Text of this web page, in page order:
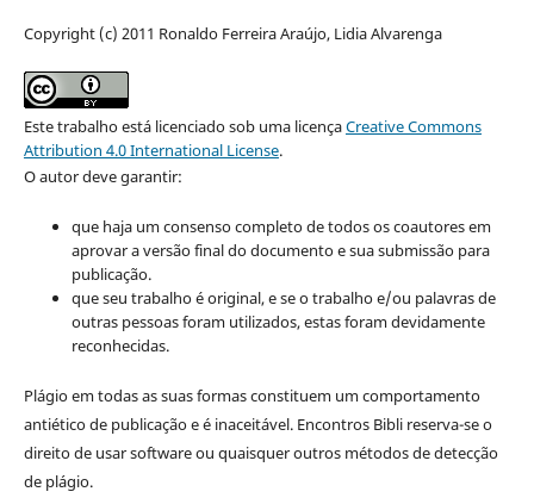
Copyright (c) 2011 Ronaldo Ferreira Araújo, Lidia Alvarenga
Este trabalho está licenciado sob uma licençaCreative Commons
Attribution 4.0 International License.
O autor deve garantir:
que haja um consenso completo de todos os coautores em
aprovar a versão final do documento e sua submissão para
publicação.
que seu trabalho é original, e se o trabalho e/ou palavras de
outras pessoas foram utilizados, estas foram devidamente
reconhecidas.
Plágio em todas as suas formas constituem um comportamento
antiético de publicação e é inaceitável. Encontros Bibli reserva-se o
direito de usar software ou quaisquer outros métodos de detecção
de plágio.